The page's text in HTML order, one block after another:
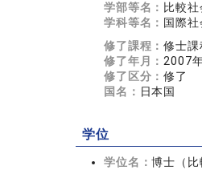
学部等名： 比較
学科等名： 国際
修了課程：修士課
修了年月： 2007
修了区分：修了
国名： 日本国
学位
学位名：博士（比